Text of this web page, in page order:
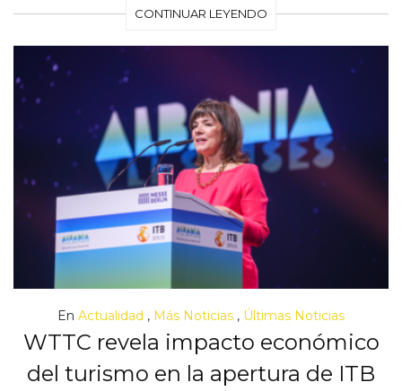
CONTINUAR LEYENDO
En Actualidad , Más Noticias , Últimas Noticias
WTTC revela impacto económico
del turismo en la apertura de ITB